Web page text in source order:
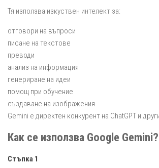
Тя използва изкуствен интелект за:
отговори на въпроси
писане на текстове
преводи
анализ на информация
генериране на идеи
помощ при обучение
създаване на изображения
Gemini е директен конкурент на ChatGPT и
Как се използва Google Gemini?
Стъпка 1